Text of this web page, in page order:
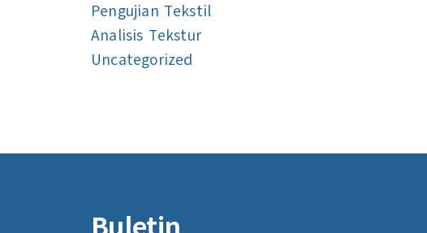
Pengujian Tekstil
Analisis Tekstur
Uncategorized